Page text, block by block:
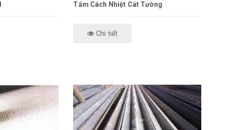
Tấm Cách Nhiệt Cát Tường
Chi tiết